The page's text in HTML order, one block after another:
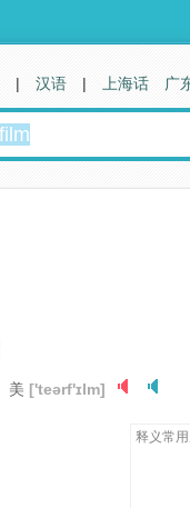
美 ['teərf'ɪlm]
释义常
| 汉语 | 上海话 广